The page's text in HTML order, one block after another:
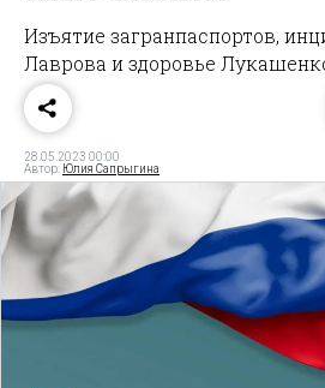
Изъятие загранпаспортов,
Лаврова и здоровье
28.05.2023 00:00
Автор: Юлия Сапрыгина